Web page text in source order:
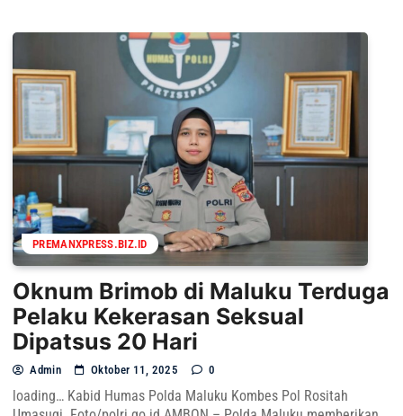
PREMANXPRESS.BIZ.ID
Oknum Brimob di Maluku Terduga
Pelaku Kekerasan Seksual
Dipatsus 20 Hari
Admin Oktober 11, 2025 0
loading… Kabid Humas Polda Maluku Kombes Pol Rositah